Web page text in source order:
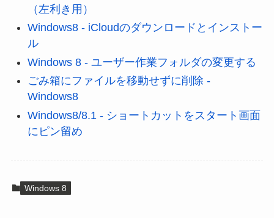
（左利き用）
Windows8 - iCloudのダウンロードとインストー
ル
Windows 8 - ユーザー作業フォルダの変更する
ごみ箱にファイルを移動せずに削除 -
Windows8
Windows8/8.1 - ショートカットをスタート画面
にピン留め
Windows 8